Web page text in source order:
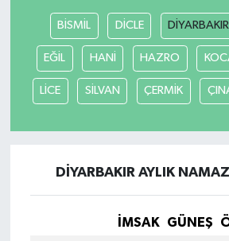
BİSMİL DİCLE DİYARBAKIR
EĞİL HANİ HAZRO
LİCE SİLVAN ÇERMİK
DİYARBAKIR AYLIK
İMSAK GÜNEŞ